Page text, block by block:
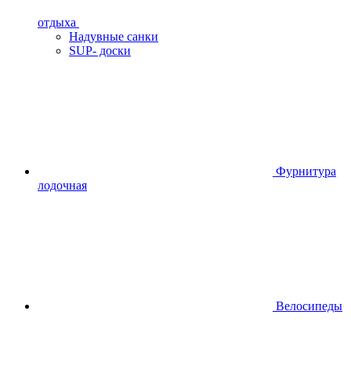
отдыха
Надувные санки
SUP- доски
Фурнитура
лодочная
Велосипеды